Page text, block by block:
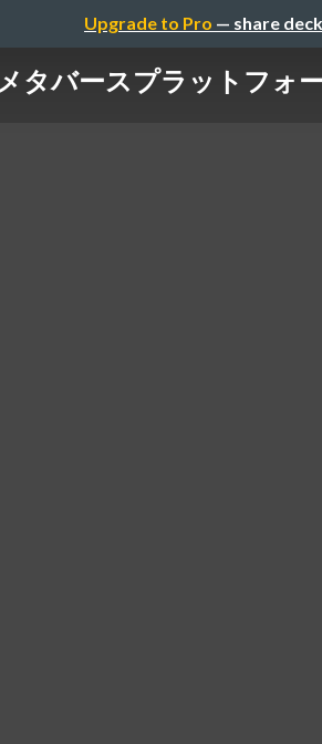
Upgrade to Pro — share
メタバースプラットフォ